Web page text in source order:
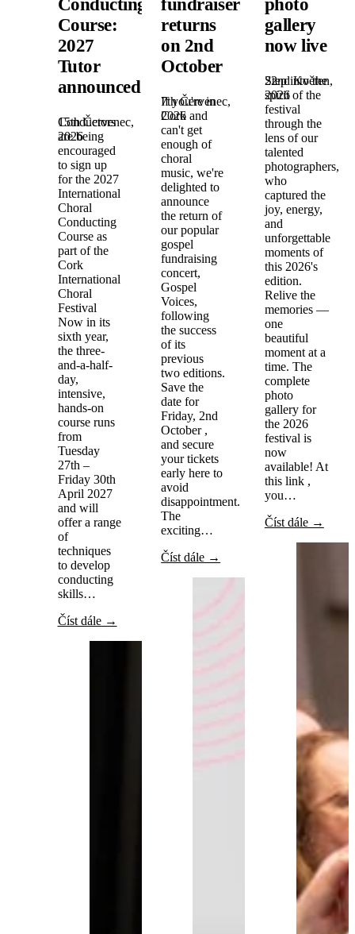
Conducting
Course:
2027
Tutor
announced!
15th Červenec,
2026
Conductors
are being
encouraged
to sign up
for the 2027
International
Choral
Conducting
Course as
part of the
Cork
International
Choral
Festival
Now in its
sixth year,
the three-
and-a-half-
day,
intensive,
hands-on
course runs
from
Tuesday
27th –
Friday 30th
April 2027
and will
offer a range
of
techniques
to develop
conducting
skills…
Číst dále →
fundraiser
returns
on 2nd
October
7th Červenec,
2026
If you're in
Cork and
can't get
enough of
choral
music, we're
delighted to
announce
the return of
our popular
gospel
fundraising
concert,
Gospel
Voices,
following
the success
of its
previous
two editions.
Save the
date for
Friday, 2nd
October ,
and secure
your tickets
early here to
avoid
disappointment.
The
exciting…
Číst dále →
photo
gallery
now live
22nd Květen,
2026
Step into the
spirit of the
festival
through the
lens of our
talented
photographers,
who
captured the
joy, energy,
and
unforgettable
moments of
this 2026's
edition.
Relive the
memories —
one
beautiful
moment at a
time. The
complete
photo
gallery for
the 2026
festival is
now
available! At
this link ,
you…
Číst dále →